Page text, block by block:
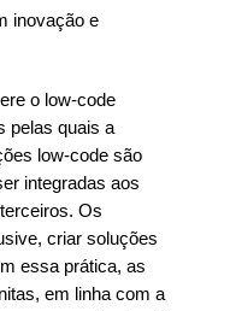
inovação e
o low-code
pelas quais a
low-code são
integradas aos
Os
criar soluções
essa prática, as
em linha com a